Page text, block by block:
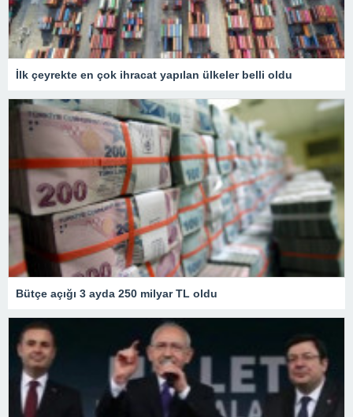
İlk çeyrekte en çok ihracat yapılan ülkeler belli oldu
Bütçe açığı 3 ayda 250 milyar TL oldu